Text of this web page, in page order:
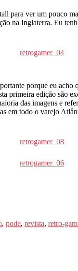
para ver um pouco
na Inglaterra. Eu
retrogamer_04
porque eu
primeira edição são
das imagens e
em todo o varejo
retrogamer_08
retrogamer_06
, pode, revista, retro-